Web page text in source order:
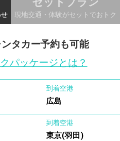
現地交通・体験がセットでおトク
タカー予約も可能
パッケージとは？
到着空港
広島
到着空港
東京(羽田)